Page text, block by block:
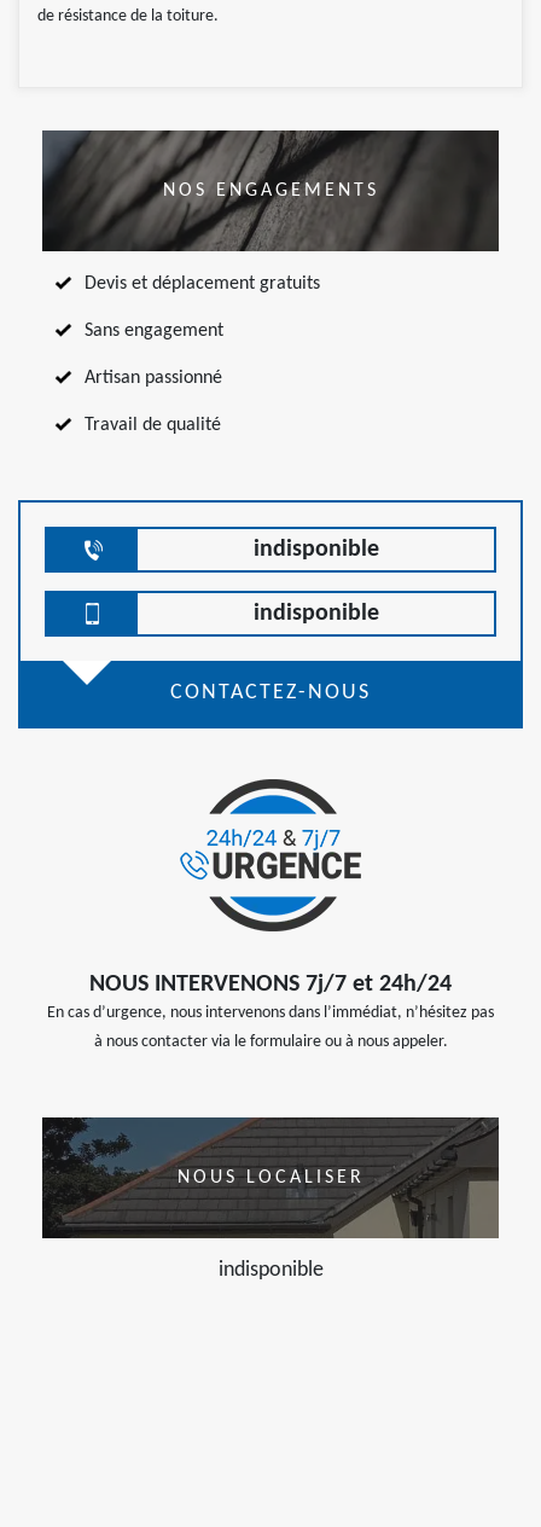
de résistance de la toiture.
NOS ENGAGEMENTS
Devis et déplacement gratuits
Sans engagement
Artisan passionné
Travail de qualité
indisponible
indisponible
CONTACTEZ-NOUS
NOUS INTERVENONS 7j/7 et 24h/24
En cas d’urgence, nous intervenons dans l’immédiat, n’hésitez pas
à nous contacter via le formulaire ou à nous appeler.
NOUS LOCALISER
indisponible